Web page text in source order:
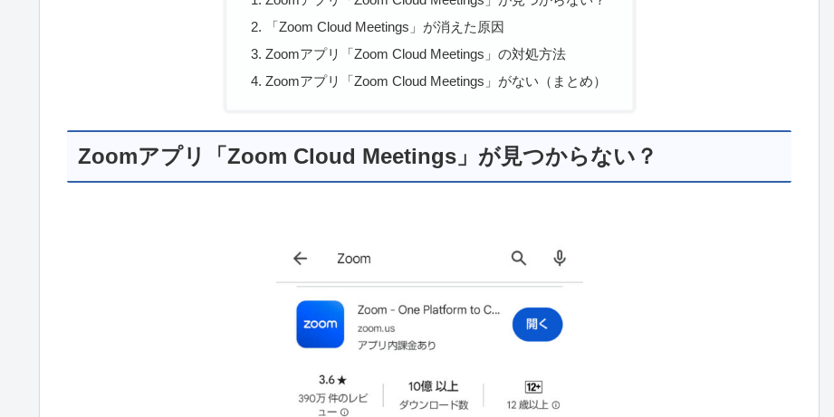
「Zoom Cloud Meetings」が消えた原因
Zoomアプリ「Zoom Cloud Meetings」の対処方法
Zoomアプリ「Zoom Cloud Meetings」がない（まとめ）
Zoomアプリ「Zoom Cloud Meetings」が見つからない？